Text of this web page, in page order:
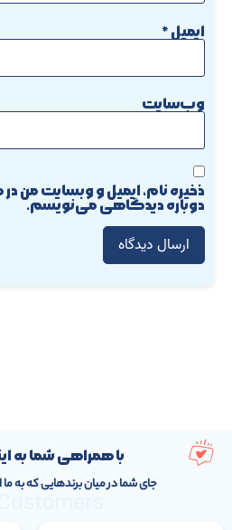
ایمیل*
وب‌سایت
ذخیره نام، ایمیل و وبسایت من
دوباره دیدگاهی می‌نویسم.
با همراهی شما به
جای شما در میان برندهایی که به